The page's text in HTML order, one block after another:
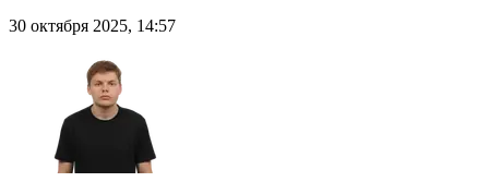
30 октября 2025, 14:57